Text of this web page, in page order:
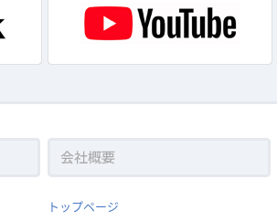
トップページ